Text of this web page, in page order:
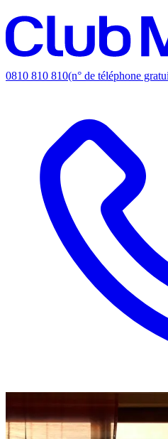
0810 810 810(n° de téléphone